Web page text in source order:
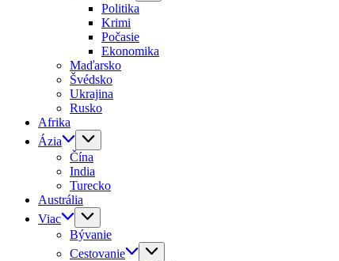
Politika
Krimi
Počasie
Ekonomika
Maďarsko
Švédsko
Ukrajina
Rusko
Afrika
Ázia
Čína
India
Turecko
Austrália
Viac
Bývanie
Cestovanie